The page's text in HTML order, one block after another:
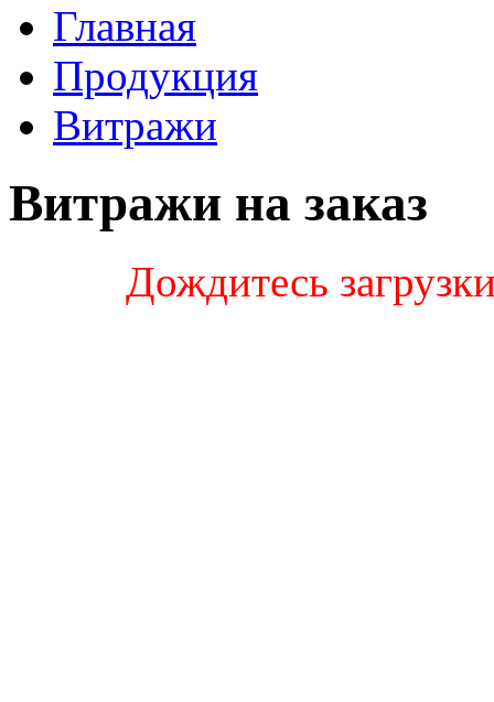
Главная
Продукция
Витражи
Витражи на заказ
Дождитесь